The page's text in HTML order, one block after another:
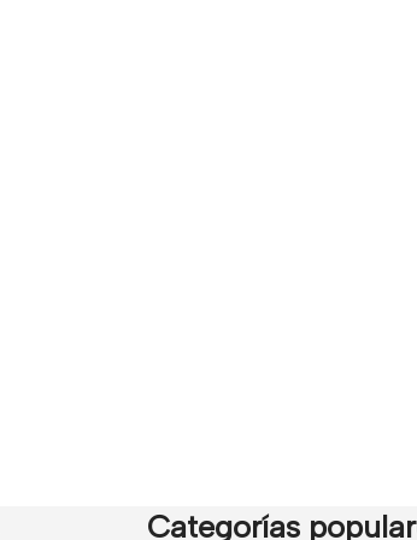
Categorías